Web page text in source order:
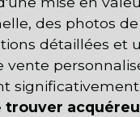
des photos
détaillées et
vente
significativement
trouver